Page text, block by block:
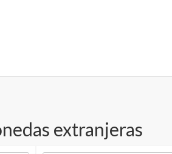
extranjeras